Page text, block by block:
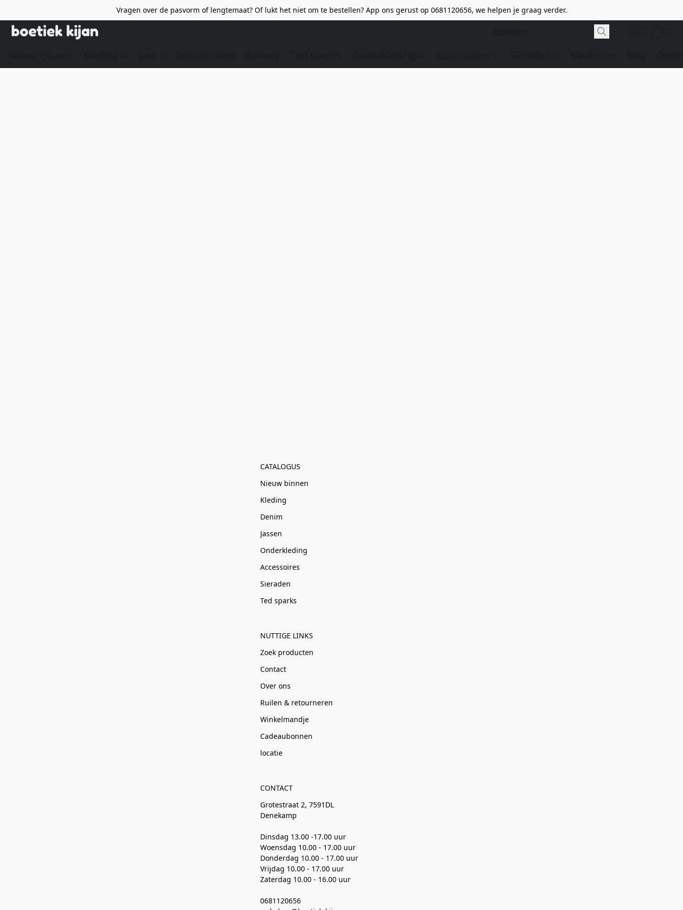
Vragen over de pasvorm of lengtemaat? Of lukt het niet om te bestellen? App ons gerust op 0681120656, we helpen je graag verder.
CATALOGUS
Nieuw binnen
Kleding
Denim
Jassen
Onderkleding
Accessoires
Sieraden
Ted sparks
NUTTIGE LINKS
Zoek producten
Contact
Over ons
Ruilen & retourneren
Winkelmandje
Cadeaubonnen
locatie
CONTACT
Grotestraat 2, 7591DL
Denekamp
Dinsdag 13.00 -17.00 uur
Woensdag 10.00 - 17.00 uur
Donderdag 10.00 - 17.00 uur
Vrijdag 10.00 - 17.00 uur
Zaterdag 10.00 - 16.00 uur
0681120656